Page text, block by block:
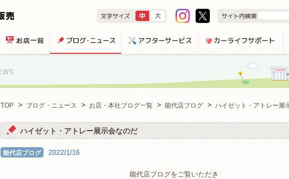
TOP ブログ・ニュース お店・本社ブログ一覧 能代店ブログ ハイゼット・アトレー展
ハイゼット・アトレー展示会なのだ
能代店ブログ 2022/1/16
能代店ブログをご覧いただき